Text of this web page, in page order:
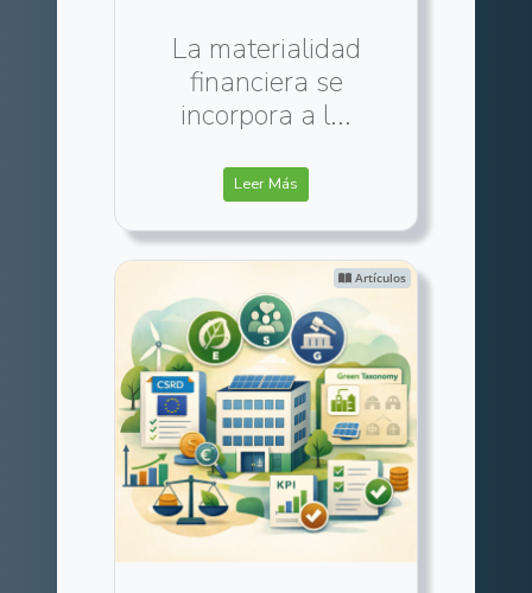
La materialidad
financiera se
incorpora a l...
Leer Más
Artículos